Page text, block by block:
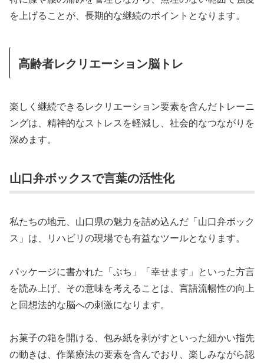
を上げることが、長期的な継続のポイントとなります。
高齢者レクリエーション脳トレ
楽しく継続できるレクリエーション要素を含んだトレーニ
ングは、精神的なストレスを軽減し、社会的なつながりを
深めます。
山口弁ボックスで言葉の活性化
私たちの地元、山口県の魅力を詰め込んだ「山口弁ボック
ス」は、リハビリの現場でも有益なツールとなります。
パッケージに書かれた「ぶち」「幸せます」といった方言
を読み上げ、その意味を考えることは、言語流暢性の向上
と回想法的な脳への刺激になります。
お菓子の箱を開ける、包み紙を剥がすといった細かい指先
の動きは、作業療法の要素を含んでおり、楽しみながら認